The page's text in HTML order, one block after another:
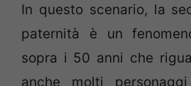
In questo scenario, la
paternità è un
sopra i 50 anni che
anche molti